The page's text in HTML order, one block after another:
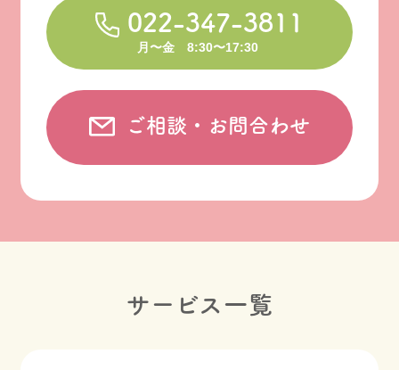
022-347-3811
月〜金 8:30〜17:30
ご相談・お問合わせ
サービス一覧